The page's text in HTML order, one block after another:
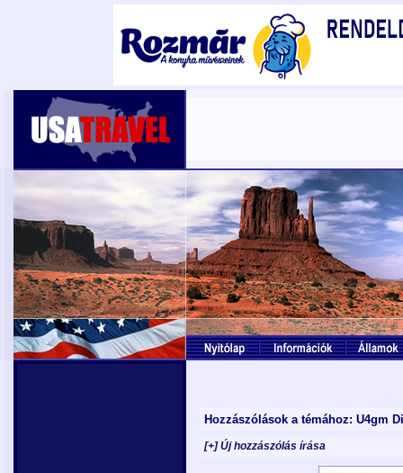
Hozzászólások a témához: U4gm
[+] Új hozzászólás írása